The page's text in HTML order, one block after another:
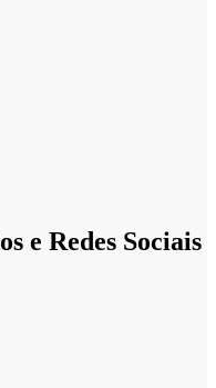
e Redes Sociais